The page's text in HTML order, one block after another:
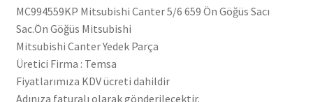
MC994559KP Mitsubishi Canter 5/6 659 Ön Göğüs Sacı
Sac.Ön Göğüs Mitsubishi
Mitsubishi Canter Yedek Parça
Üretici Firma : Temsa
Fiyatlarımıza KDV ücreti dahildir
Adınıza faturalı olarak gönderilecektir.